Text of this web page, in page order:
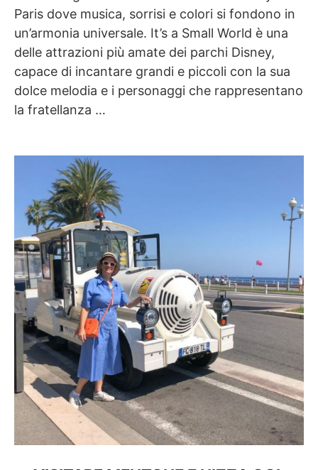
Paris dove musica, sorrisi e colori si fondono in
un’armonia universale. It’s a Small World è una
delle attrazioni più amate dei parchi Disney,
capace di incantare grandi e piccoli con la sua
dolce melodia e i personaggi che rappresentano
la fratellanza …